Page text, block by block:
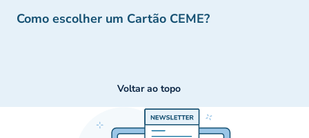
Como escolher um Cartão CEME?
Voltar ao topo